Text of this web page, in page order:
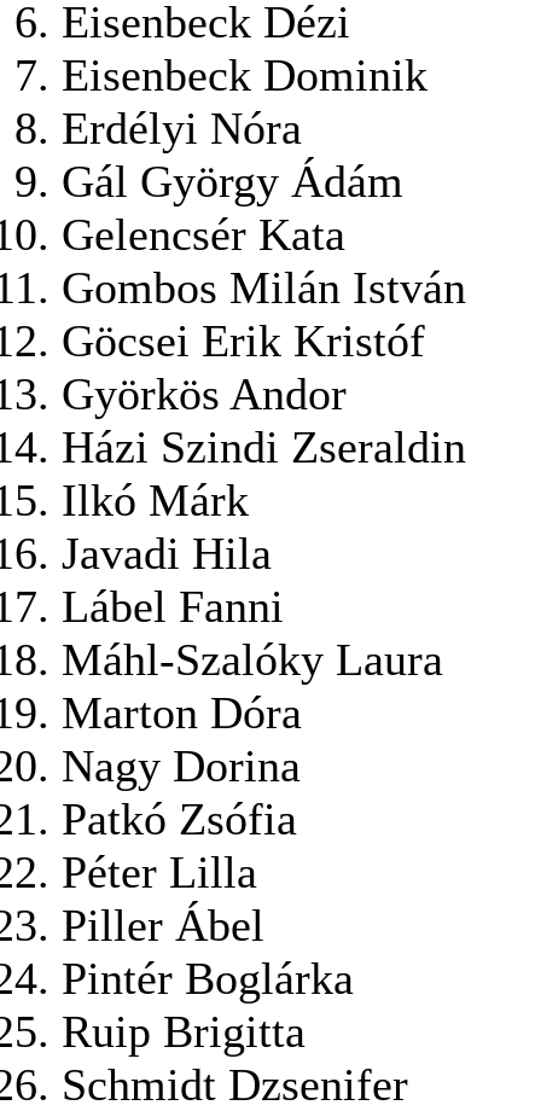
Eisenbeck Dézi
Eisenbeck Dominik
Erdélyi Nóra
Gál György Ádám
Gelencsér Kata
Gombos Milán István
Göcsei Erik Kristóf
Györkös Andor
Házi Szindi Zseraldin
Ilkó Márk
Javadi Hila
Lábel Fanni
Máhl-Szalóky Laura
Marton Dóra
Nagy Dorina
Patkó Zsófia
Péter Lilla
Piller Ábel
Pintér Boglárka
Ruip Brigitta
Schmidt Dzsenifer